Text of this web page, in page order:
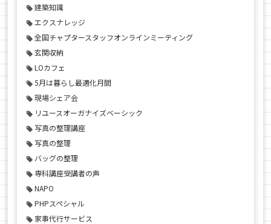
建築知識
エクスナレッジ
全国チャプタースタッフオンラインミーティング
玄関収納
LOカフェ
5月は暮らし最適化月間
現場シェア会
リユースオーガナイズベーシック
写真の整理講座
写真の整理
バッグの整理
専科講座受講者の声
NAPO
PHPスペシャル
家事代行サービス